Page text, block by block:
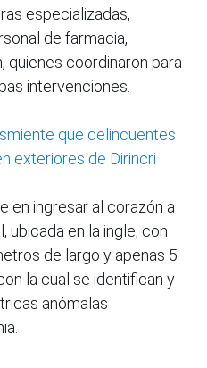
especializadas,
de farmacia,
quienes coordinaron para
intervenciones.
que delincuentes
exteriores de Dirincri
en ingresar al corazón a
ubicada en la ingle, con
de largo y apenas 5
la cual se identifican y
anómalas